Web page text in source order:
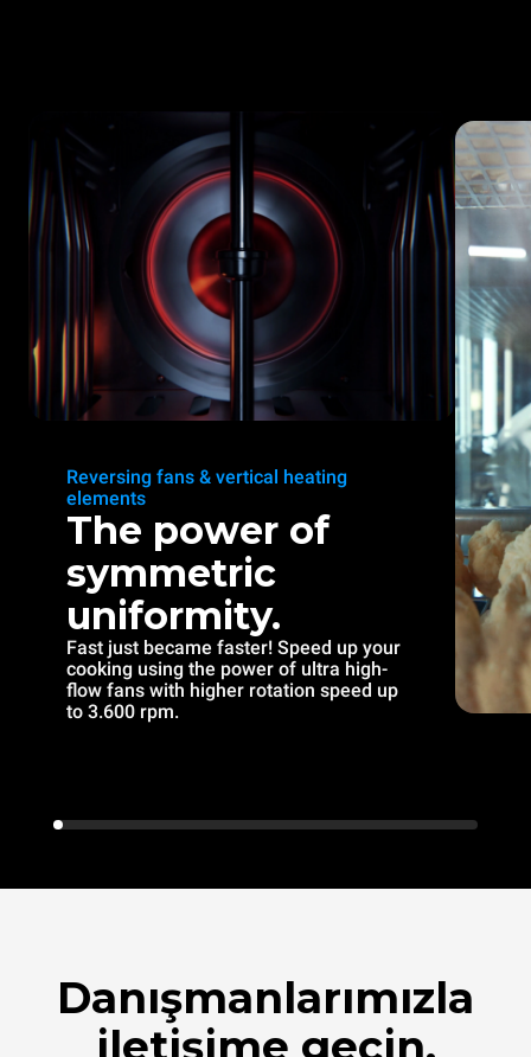
Reversing fans & vertical heating
elements
The power of
symmetric
uniformity.
Fast just became faster! Speed up your
cooking using the power of ultra high-
flow fans with higher rotation speed up
to 3.600 rpm.
Danışmanlarımızla
iletişime geçin.